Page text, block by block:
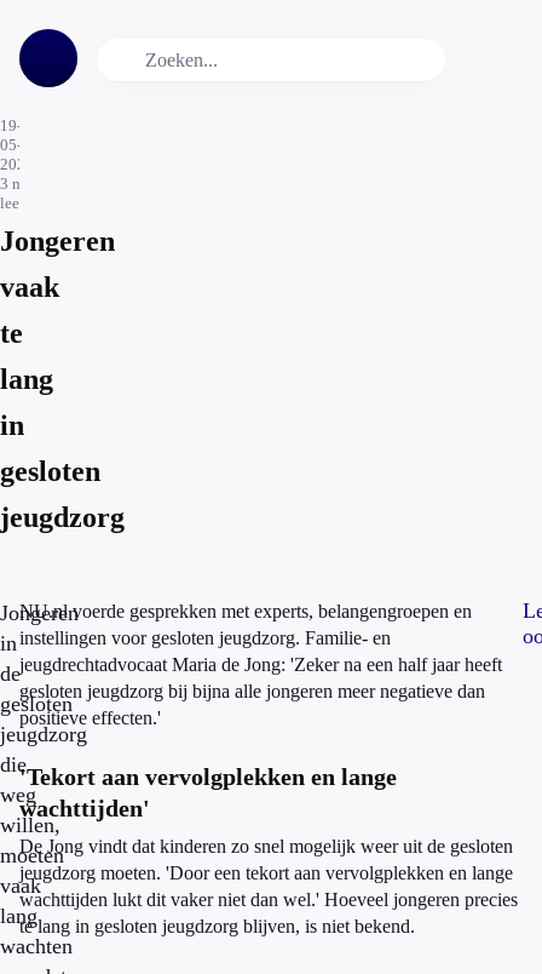
19-
05-
2022
3 min.
leestijd
Jongeren
vaak
te
lang
in
gesloten
jeugdzorg
Jongeren
in
de
gesloten
jeugdzorg
die
weg
willen,
moeten
vaak
lang
wachten
NU.nl voerde gesprekken met experts, belangengroepen en
instellingen voor gesloten jeugdzorg. Familie- en
jeugdrechtadvocaat Maria de Jong: 'Zeker na een half jaar heeft
gesloten jeugdzorg bij bijna alle jongeren meer negatieve dan
positieve effecten.'
'Tekort aan vervolgplekken en lange
wachttijden'
De Jong vindt dat kinderen zo snel mogelijk weer uit de gesloten
jeugdzorg moeten. 'Door een tekort aan vervolgplekken en lange
wachttijden lukt dit vaker niet dan wel.' Hoeveel jongeren precies
te lang in gesloten jeugdzorg blijven, is niet bekend.